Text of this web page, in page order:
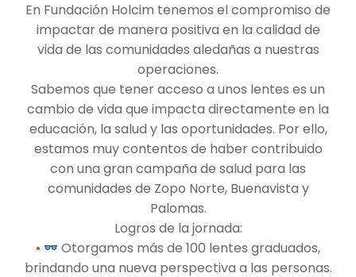
En Fundación Holcim tenemos el compromiso de
impactar de manera positiva en la calidad de
vida de las comunidades aledañas a nuestras
operaciones.
Sabemos que tener acceso a unos lentes es un
cambio de vida que impacta directamente en la
educación, la salud y las oportunidades. Por ello,
estamos muy contentos de haber contribuido
con una gran campaña de salud para las
comunidades de Zopo Norte, Buenavista y
Palomas.
Logros de la jornada:
•⁠ ⁠
Otorgamos más de 100 lentes graduados,
brindando una nueva perspectiva a las personas.